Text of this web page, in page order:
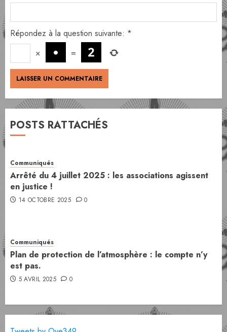
Répondez à la question suivante: *
×
=
POSTS RATTACHÉS
Communiqués
Arrêté du 4 juillet 2025 : les associations agissent
en justice !
14 OCTOBRE 2025 0
Communiqués
Plan de protection de l’atmosphère : le compte n’y
est pas.
5 AVRIL 2025 0